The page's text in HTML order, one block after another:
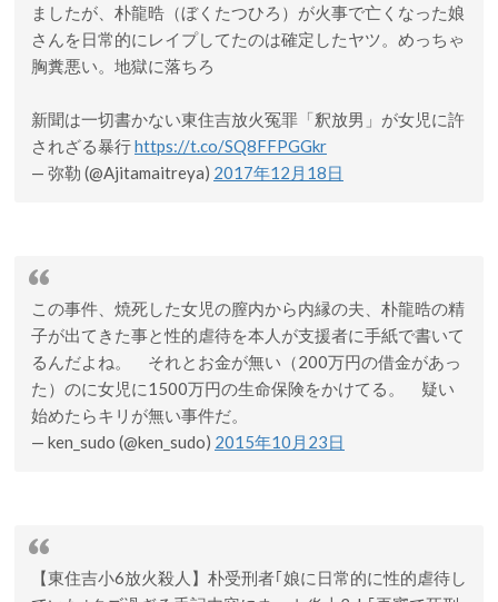
ましたが、朴龍晧（ぼくたつひろ）が火事で亡くなった娘
さんを日常的にレイプしてたのは確定したヤツ。めっちゃ
胸糞悪い。地獄に落ちろ
新聞は一切書かない東住吉放火冤罪「釈放男」が女児に許
されざる暴行https://t.co/SQ8FFPGGkr
— 弥勒 (@Ajitamaitreya) 2017年12月18日
この事件、焼死した女児の膣内から内縁の夫、朴龍晧の精
子が出てきた事と性的虐待を本人が支援者に手紙で書いて
るんだよね。 それとお金が無い（200万円の借金があっ
た）のに女児に1500万円の生命保険をかけてる。 疑い
始めたらキリが無い事件だ。
— ken_sudo (@ken_sudo) 2015年10月23日
【東住吉小6放火殺人】朴受刑者｢娘に日常的に性的虐待し